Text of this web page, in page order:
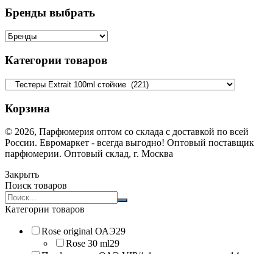
Бренды выбрать
Категории товаров
Корзина
© 2026, Парфюмерия оптом со склада с доставкой по всей
России. Евромаркет - всегда выгодно! Оптовый поставщик
парфюмерии. Оптовый склад, г. Москва
Закрыть
Поиск товаров
Search
products:
Категории товаров
Rose original ОАЭ29
Rose 30 ml29